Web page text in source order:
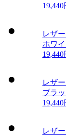
19,440
レザ
ホワ
19,440
レザ
ブラ
19,440
レザ